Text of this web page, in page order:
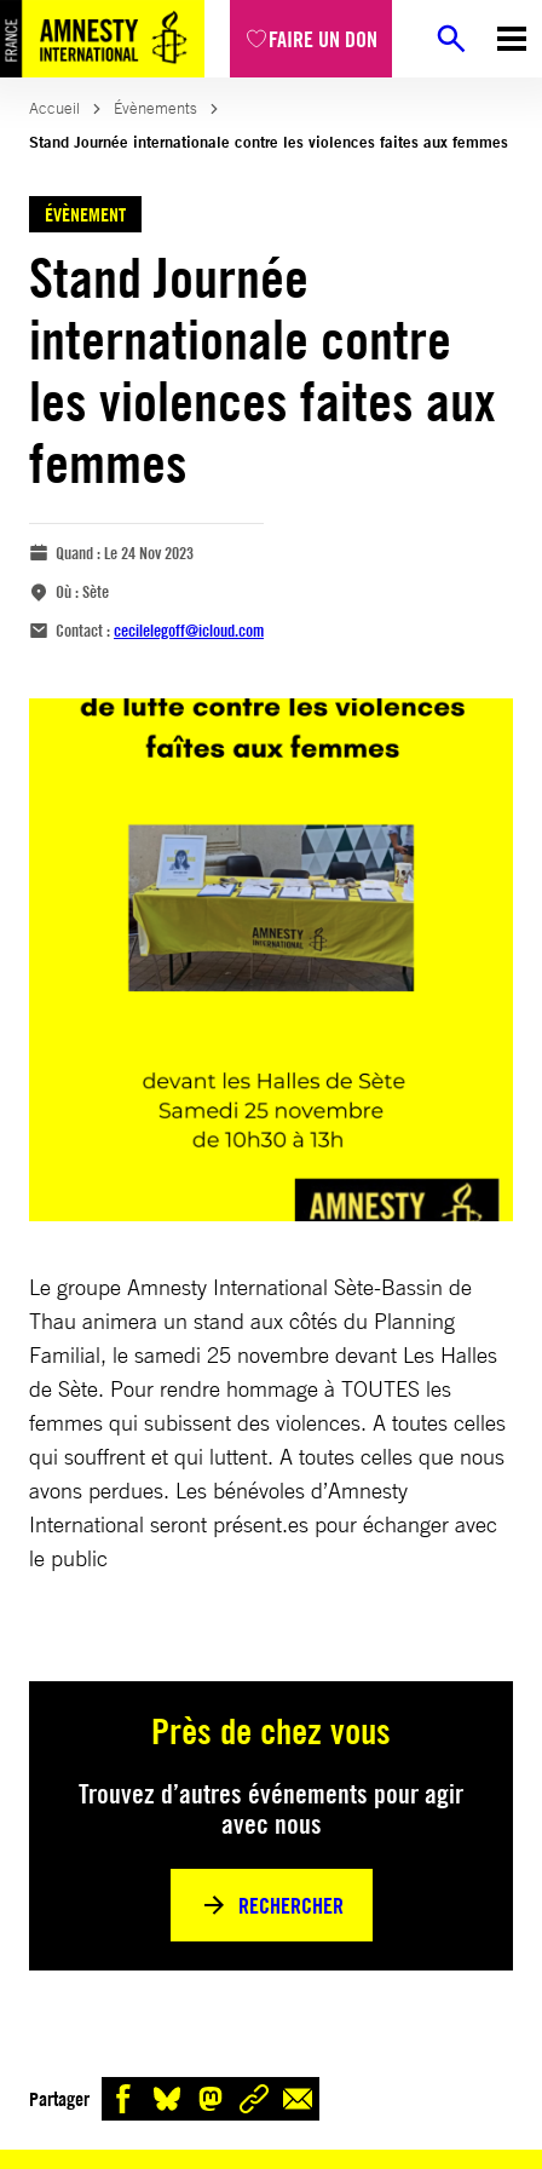
FAIRE UN DON
Accueil
Évènements
Stand Journée internationale contre les violences faites aux femmes
ÉVÈNEMENT
Stand Journée
internationale contre
les violences faites aux
femmes
Quand :Le 24 Nov 2023
Où :Sète
Contact :cecilelegoff@icloud.com
Le groupe Amnesty International Sète-Bassin de
Thau animera un stand aux côtés du Planning
Familial, le samedi 25 novembre devant Les Halles
de Sète. Pour rendre hommage à TOUTES les
femmes qui subissent des violences. A toutes celles
qui souffrent et qui luttent. A toutes celles que nous
avons perdues. Les bénévoles d’Amnesty
International seront présent.es pour échanger avec
le public
Près de chez vous
Trouvez d’autres événements pour agir
avec nous
RECHERCHER
Partager